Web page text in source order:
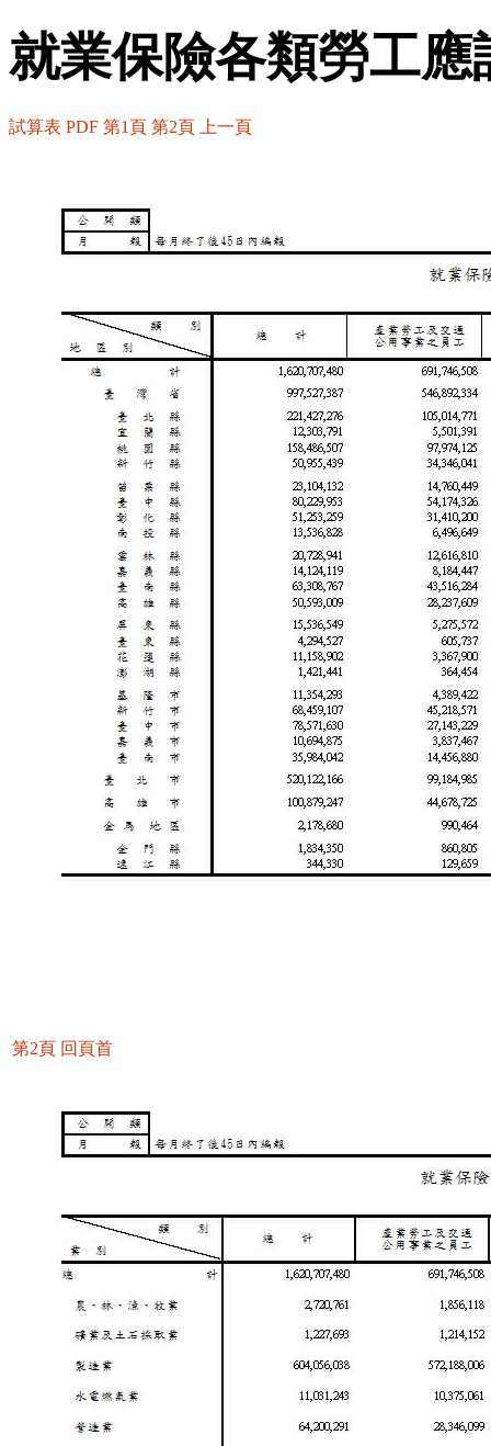
就業保險各類勞工應
試算表 PDF 第1頁 第2頁 上一頁
第2頁 回頁首